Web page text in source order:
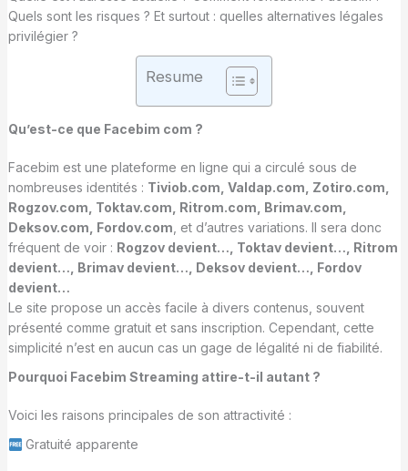
Quels sont les risques ? Et surtout : quelles alternatives légales
privilégier ?
Resume
Qu’est-ce que Facebim com ?
Facebim est une plateforme en ligne qui a circulé sous de
nombreuses identités : Tiviob.com, Valdap.com, Zotiro.com,
Rogzov.com, Toktav.com, Ritrom.com, Brimav.com,
Deksov.com, Fordov.com , et d’autres variations. Il sera donc
fréquent de voir : Rogzov devient…, Toktav devient…, Ritrom
devient…, Brimav devient…, Deksov devient…, Fordov
devient…
Le site propose un accès facile à divers contenus, souvent
présenté comme gratuit et sans inscription. Cependant, cette
simplicité n’est en aucun cas un gage de légalité ni de fiabilité.
Pourquoi Facebim Streaming attire-t-il autant ?
Voici les raisons principales de son attractivité :
Gratuité apparente